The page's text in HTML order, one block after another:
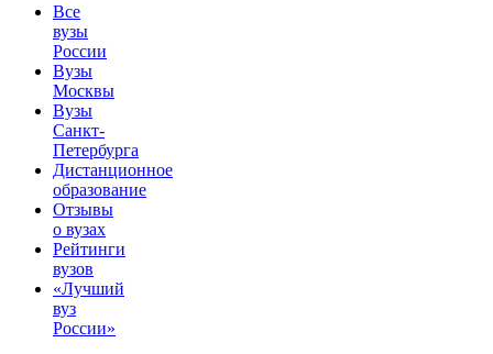
Все
вузы
России
Вузы
Москвы
Вузы
Санкт-
Петербурга
Дистанционное
образование
Отзывы
о вузах
Рейтинги
вузов
«Лучший
вуз
России»